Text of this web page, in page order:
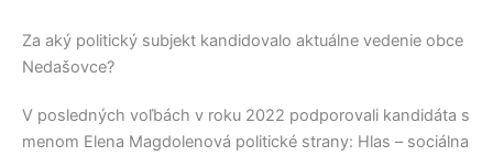
Za aký politický subjekt kandidovalo aktuálne vedenie obce
Nedašovce?
V posledných voľbách v roku 2022 podporovali kandidáta s
menom Elena Magdolenová politické strany: Hlas – sociálna